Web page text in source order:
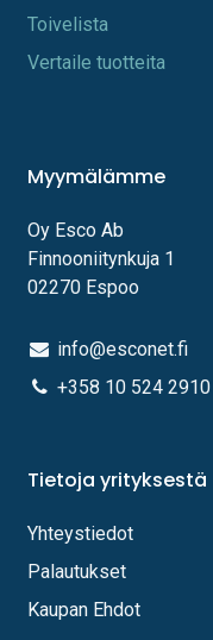
Toi​velista
Vertaile tuotteita
Myymälämme
Oy Esco Ab
Finnooniitynkuja 1
02270 Espoo
info@esconet.fi
+358 10 524 2910
Tietoja yrityksestä
Yhteystiedot
Palautukset
Kaupan Ehdot